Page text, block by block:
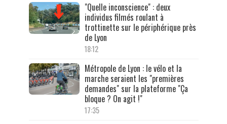
"Quelle inconscience" : deux
individus filmés roulant à
trottinette sur le périphérique près
de Lyon
18:12
Métropole de Lyon : le vélo et la
marche seraient les "premières
demandes" sur la plateforme "Ça
bloque ? On agit !"
17:35